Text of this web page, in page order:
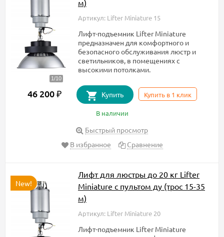
м)
Артикул: Lifter Miniature 15
Лифт-подъемник Lifter Miniature
предназначен для комфортного и
безопасного обслуживания люстр и
светильников, в помещениях с
высокими потолками.
46 200 ₽ Купить Купить в 1 клик
В наличии
Быстрый просмотр
В избранное
Сравнение
New!
Лифт для люстры до 20 кг Lifter
Miniature с пультом ду (трос 15-35
м)
Артикул: Lifter Miniature 20
Лифт-подъемник Lifter Miniature